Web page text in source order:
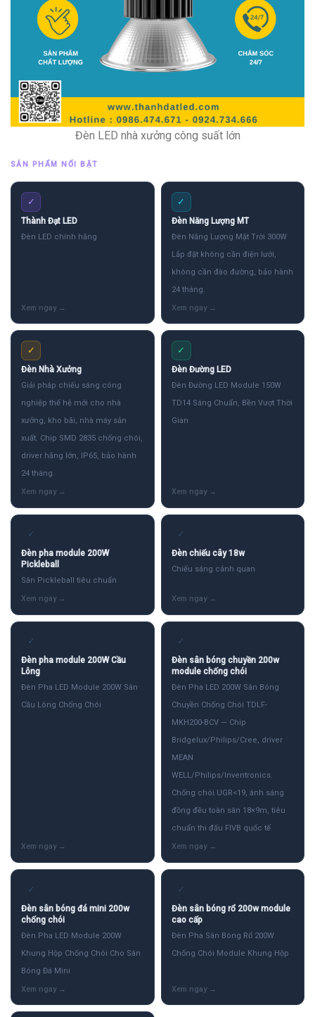
Đèn LED nhà xưởng công suất lớn
SẢN PHẨM NỔI BẬT
✓
Thành Đạt LED
Đèn LED chính hãng
✓
Đèn Năng Lượng MT
Đèn Năng Lượng Mặt Trời 300W
Lắp đặt không cần điện lưới,
không cần đào đường, bảo hành
24 tháng.
✓
Đèn Nhà Xưởng
Giải pháp chiếu sáng công
nghiệp thế hệ mới cho nhà
xưởng, kho bãi, nhà máy sản
xuất. Chip SMD 2835 chống chói,
driver hãng lớn, IP65, bảo hành
24 tháng.
✓
Đèn Đường LED
Đèn Đường LED Module 150W
TD14 Sáng Chuẩn, Bền Vượt Thời
Gian
✓
Đèn pha module 200W
Pickleball
Sân Pickleball tiêu chuẩn
✓
Đèn chiếu cây 18w
Chiếu sáng cảnh quan
✓
Đèn pha module 200W Cầu
Lông
Đèn Pha LED Module 200W Sân
Cầu Lông Chống Chói
✓
Đèn sân bóng chuyền 200w
module chống chói
Đèn Pha LED 200W Sân Bóng
Chuyền Chống Chói TDLF-
MKH200-BCV — Chip
Bridgelux/Philips/Cree, driver
MEAN
WELL/Philips/Inventronics.
Chống chói UGR<19, ánh sáng
đồng đều toàn sân 18×9m, tiêu
chuẩn thi đấu FIVB quốc tế
✓
Đèn sân bóng đá mini 200w
chống chói
Đèn Pha LED Module 200W
Khung Hộp Chống Chói Cho Sân
Bóng Đá Mini
✓
Đèn sân bóng rổ 200w module
cao cấp
Đèn Pha Sân Bóng Rổ 200W
Chống Chói Module Khung Hộp